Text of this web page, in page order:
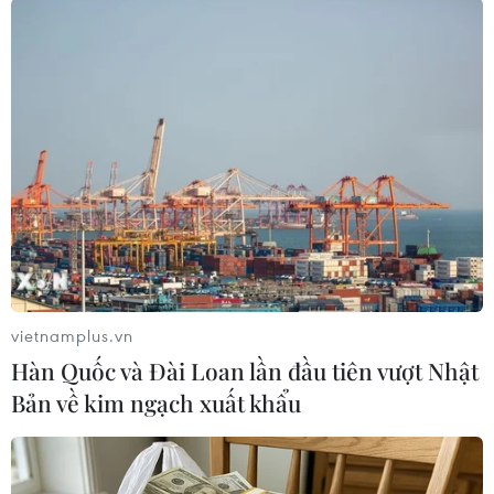
sỹ hy sinh ở Rào Trăng 3
15/10/2020 22:42
Trung ương Đoàn Thanh niên Cộng sản Hồ Chí Minh đã
quyết định truy tặng Huy hiệu “Tuổi trẻ dũng cảm” cho
hai chiến sỹ trong Đoàn công tác gặp nạn ở Nhà máy
Thủy điện Rào Trăng 3.
vietnamplus.vn
Hàn Quốc và Đài Loan lần đầu tiên vượt Nhật
Bản về kim ngạch xuất khẩu